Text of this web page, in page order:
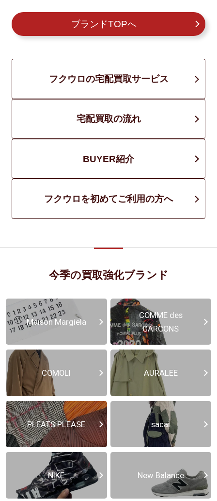
ブランドTOPへ
フクウロの宅配買取サービス
宅配買取の流れ
BUYER紹介
フクウロを初めてご利用の方へ
今季の買取強化ブランド
Maison Margiela
COMME des
GARCONS
COMOLI AURALEE
PLEATS PLEASE sacai
NIKE New Balance